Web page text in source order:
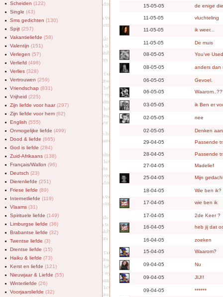
15-05-05 de enige
11-05-05 vluchteling
11-05-05 ik weer...
11-05-05 De muis
08-05-05 You've
08-05-05 anders dan
06-05-05 Gevoel.
06-05-05 Waarom..??
03-05-05 ik Ben er
02-05-05 nee
02-05-05 Denken
29-04-05 Passende
28-04-05 Passende
27-04-05 Madelief
25-04-05 Mijn
18-04-05 Wie ben ik?
17-04-05 wie ben ik
17-04-05 2de Keer ?
16-04-05 heb jij dat
16-04-05 zoeken
15-04-05 Waarom?
09-04-05 Nu
09-04-05 JIJ!!
09-04-05 ******
Scheiden (122)
Single (43)
Sms gedichten (130)
Spijt (257)
Vakantieliefde (58)
Valentijn (151)
Verlegen (57)
Verliefd (498)
Verlies (328)
Vertrouwen (259)
Vriendschap (831)
Vrijheid (225)
Zijn liefde voor haar(297)
Zijn liefde voor hem (62)
English (555)
Onmogelijke liefde (499)
Dood & liefde (665)
God is liefde (284)
Zuid-Afrikaans (138)
Français/Wallon (96)
Deutsch (23)
Dierenliefde (251)
Friese liefde (89)
Internetliefde (119)
Vlaams (31)
Spirituele liefde (149)
Limburgse liefde (36)
Brabantse liefde (32)
Twentse liefde (3)
Drentse liefde (15)
Haiku & liefde (73)
Kerst en liefde (121)
Nieuwjaar & Liefde (55)
Winterliefde (26)
Voorjaarsliefde (32)